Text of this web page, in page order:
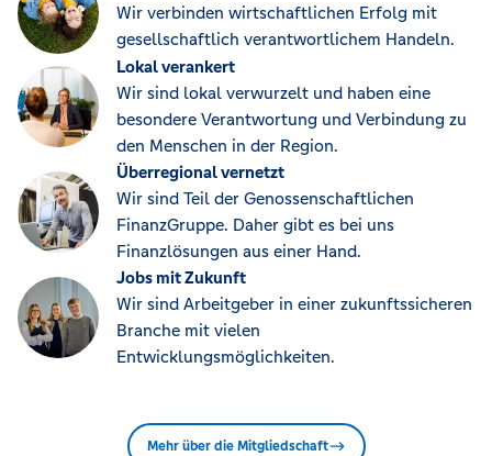
Wir verbinden wirtschaftlichen Erfolg mit
gesellschaftlich verantwortlichem Handeln.
Lokal verankert
Wir sind lokal verwurzelt und haben eine
besondere Verantwortung und Verbindung zu
den Menschen in der Region.
Überregional vernetzt
Wir sind Teil der Genossenschaftlichen
FinanzGruppe. Daher gibt es bei uns
Finanzlösungen aus einer Hand.
Jobs mit Zukunft
Wir sind Arbeitgeber in einer zukunftssicheren
Branche mit vielen
Entwicklungsmöglichkeiten.
Mehr über die Mitgliedschaft